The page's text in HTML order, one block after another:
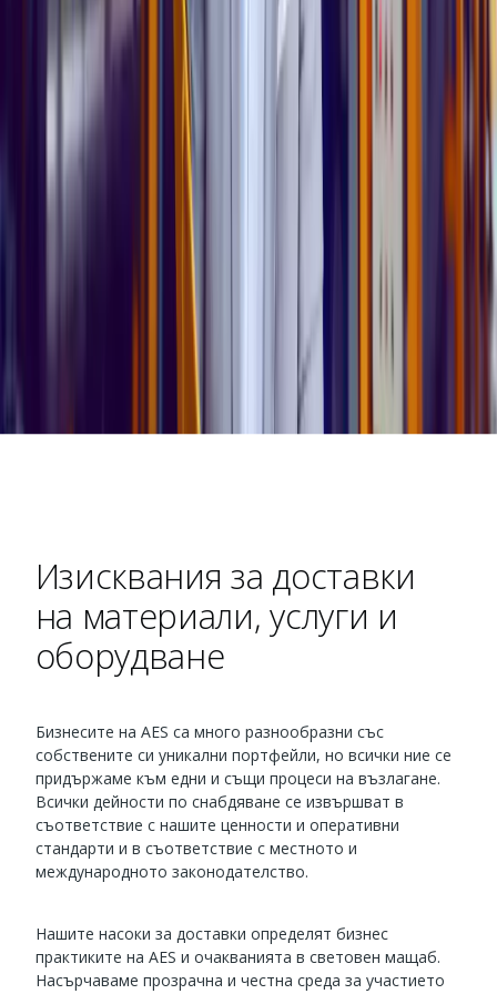
Изисквания за доставки
на материали, услуги и
оборудване
Бизнесите на AES са много разнообразни със
собствените си уникални портфейли, но всички ние се
придържаме към едни и същи процеси на възлагане.
Всички дейности по снабдяване се извършват в
съответствие с нашите ценности и оперативни
стандарти и в съответствие с местното и
международното законодателство.
Нашите насоки за доставки определят бизнес
практиките на AES и очакванията в световен мащаб.
Насърчаваме прозрачна и честна среда за участието